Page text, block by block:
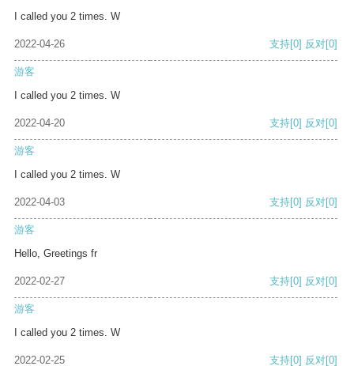
I called you 2 times. W
2022-04-26 支持[0] 反对[0]
游客
I called you 2 times. W
2022-04-20 支持[0] 反对[0]
游客
I called you 2 times. W
2022-04-03 支持[0] 反对[0]
游客
Hello, Greetings fr
2022-02-27 支持[0] 反对[0]
游客
I called you 2 times. W
2022-02-25 支持[0] 反对[0]